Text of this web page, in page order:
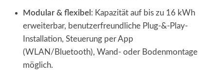
Modular & flexibel : Kapazität auf bis zu 16 kWh
erweiterbar, benutzerfreundliche Plug-&-Play-
Installation, Steuerung per App
(WLAN/Bluetooth), Wand- oder Bodenmontage
möglich.